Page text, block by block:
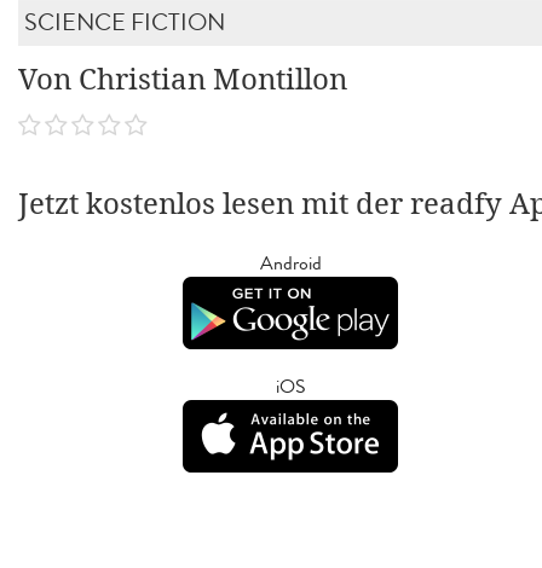
SCIENCE FICTION
Von Christian Montillon
Jetzt kostenlos lesen mit der readfy
Android
iOS